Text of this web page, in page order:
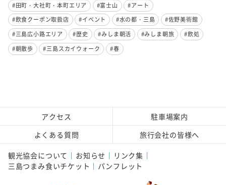
#田町・大社町・本町エリア
#富士山
#アート
#飲食クーポン取扱店
#イベント #水の都・三島
#佐野美術館
#三島広小路エリア
#歴史 #みしま朝活 #みしま朝旅
#飲処
#朝散歩
#三島スカイウォーク #春
アクセス
駐車場案内
よくある質問
旅行会社の皆様へ
観光協会について お知らせ
リンク集
三島つまみ食いチケット
パンフレット